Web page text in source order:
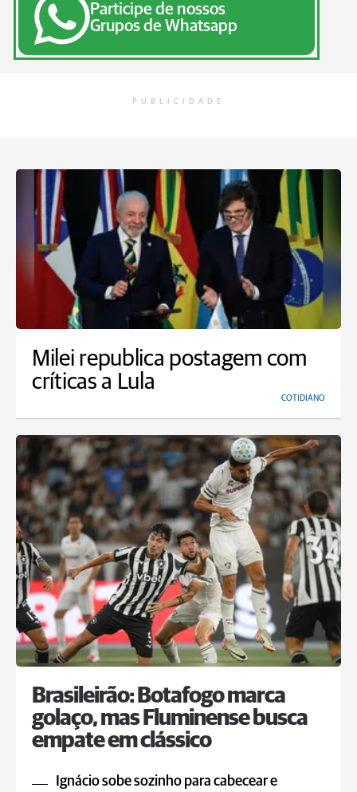
Participe de nossos
Grupos de Whatsapp
PUBLICIDADE
Milei republica postagem com
críticas a Lula
COTIDIANO
Brasileirão: Botafogo marca
golaço, mas Fluminense busca
empate em clássico
Ignácio sobe sozinho para cabecear e